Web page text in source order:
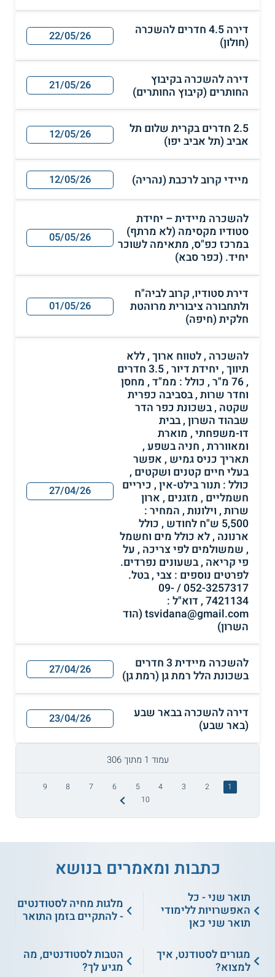
דירה 4.5 חדרים להשכרה
(חולון)
22/05/26
דירה להשכרה בקיבוץ
החותרים (קיבוץ החותרים)
21/05/26
2.5 חדרים בקרית שלום תל
אביב (תל אביב יפו)
12/05/26
מיידי קרוב לרכבת (נהריה) 12/05/26
להשכרה מיידית – יחידת
סטודיו מקסימה (לא מרתף)
במרכז כפ"ס, מתאימה לשוכר
יחיד. (כפר סבא)
05/05/26
דירת סטודיו, קרוב לביה"ח
ולתחבורה ציבורית מרוהטת
חלקית (חיפה)
01/05/26
להשכרה , לטווח ארוך , ללא
תיווך , יחידת דיור , 3.5 חדרים
, 76 מ"ר , כולל : ממ"ד , מחסן
וחדר שרות , בסביבה כפרית
שקטה , בשכונת כפר הדר
שבהוד השרון , בבית
דו-משפחתי , מוארת
ומאווררת , חניה בשפע ,
תאריך כניס גמיש , אפשר
בעלי חיים קטנים ושקטים ,
כולל : תנור בילט-אין , כיריים
חשמליים , מזגנים , ארון
שרות , וילונות , המחיר :
5,500 ש"ח לחודש , כולל
ארנונה , לא כולל מים וחשמל
, שמשולמים לפי צריכה , על
פי קריאה , בשעונים נפרדים.
לפרטים נוספים : צבי , בטל.
052-3257317 / 09-
7421134 , דוא"ל :
tsvidana@gmail.com (הוד
השרון)
27/04/26
להשכרה מיידית 3 חדרים
בשכונת הלל רמת גן (רמת גן)
27/04/26
דירה להשכרה בבאר שבע
(באר שבע)
23/04/26
עמוד 1 מתוך 306
1
2
3
4
5
6
7
8
9
10
כתבות ומאמרים בנושא
תואר שני - כל
האפשרויות ללימודי
תואר שני כאן
מלגות מחיה לסטודנטים
- להתקיים בזמן התואר
מגורים לסטודנט, איך
למצוא?
הטבות לסטודנטים, מה
מגיע לך?